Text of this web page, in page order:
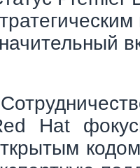
Hat